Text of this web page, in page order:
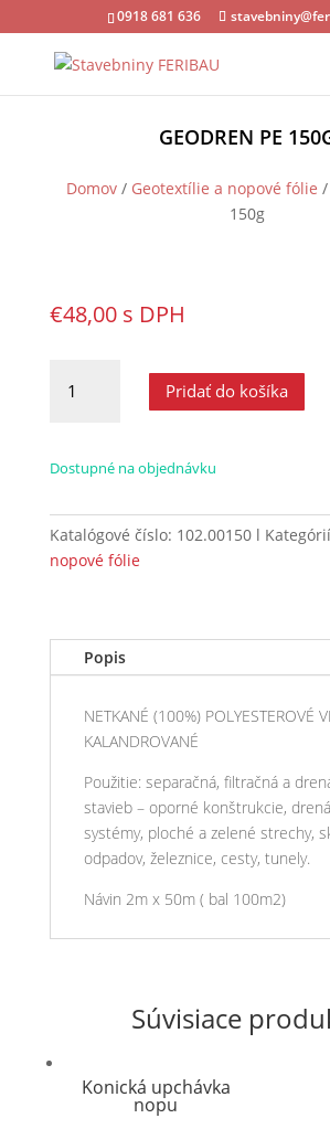
0918 681 636
GEODREN PE
Domov/ Geotextílie a nopové fólie /
150g
€48,00 s DPH
GEODREN
Pridať do košíka
Dostupné na objednávku
Katalógové číslo: 102.00150
nopové fólie
Popis
NETKANÉ (100%) POLYESTEROVÉ
KALANDROVANÉ
Použitie: separačná, filtračná a
stavieb – oporné konštrukcie,
systémy, ploché a zelené strechy,
odpadov, železnice, cesty, tunely.
Návin 2m x 50m ( bal 100m2)
Súvisiace
Konická upchávka
nopu